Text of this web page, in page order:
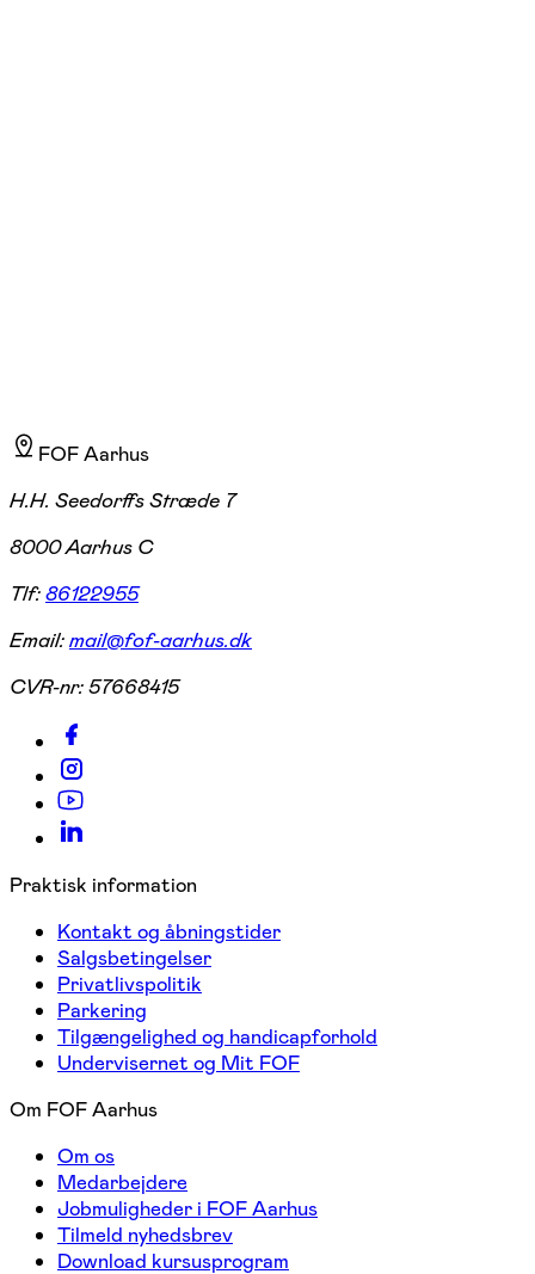
FOF Aarhus
H.H. Seedorffs Stræde 7
8000 Aarhus C
Tlf:86122955
Email:mail@fof-aarhus.dk
CVR-nr:57668415
Praktisk information
Kontakt og åbningstider
Salgsbetingelser
Privatlivspolitik
Parkering
Tilgængelighed og handicapforhold
Undervisernet og Mit FOF
Om FOF Aarhus
Om os
Medarbejdere
Jobmuligheder i FOF Aarhus
Tilmeld nyhedsbrev
Download kursusprogram